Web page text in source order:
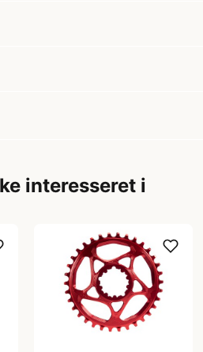
interesseret i